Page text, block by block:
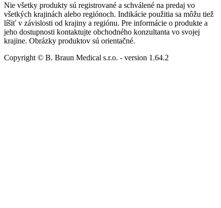
Nie všetky produkty sú registrované a schválené na predaj vo
všetkých krajinách alebo regiónoch. Indikácie použitia sa môžu tiež
líšiť v závislosti od krajiny a regiónu. Pre informácie o produkte a
jeho dostupnosti kontaktujte obchodného konzultanta vo svojej
krajine. Obrázky produktov sú orientačné.
Copyright © B. Braun Medical s.r.o. - version 1.64.2